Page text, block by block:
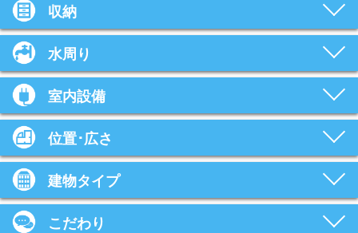
収納
水周り
室内設備
位置･広さ
建物タイプ
こだわり